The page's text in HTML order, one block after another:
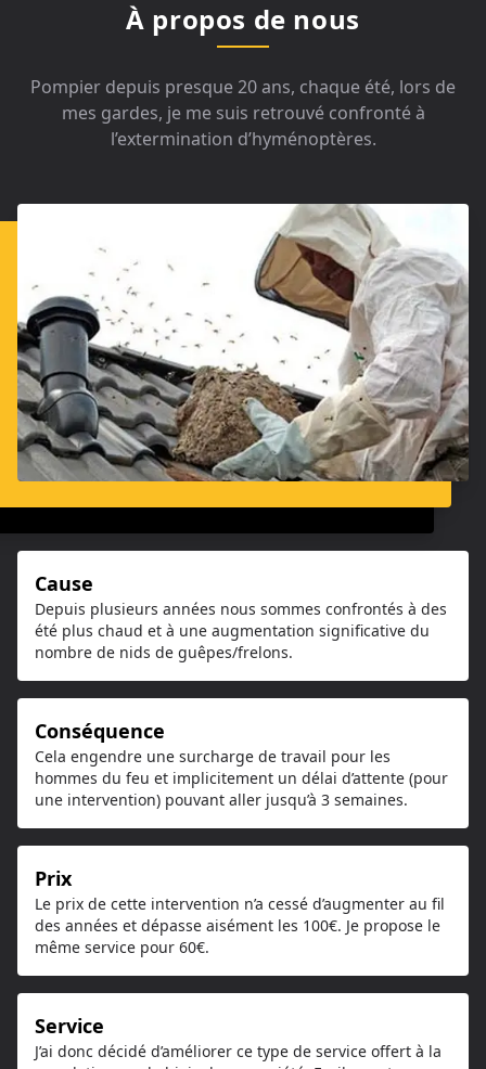
À propos de nous
Pompier depuis presque 20 ans, chaque été, lors de
mes gardes, je me suis retrouvé confronté à
l’extermination d’hyménoptères.
Cause
Depuis plusieurs années nous sommes confrontés à des
été plus chaud et à une augmentation significative du
nombre de nids de guêpes/frelons.
Conséquence
Cela engendre une surcharge de travail pour les
hommes du feu et implicitement un délai d’attente (pour
une intervention) pouvant aller jusqu’à 3 semaines.
Prix
Le prix de cette intervention n’a cessé d’augmenter au fil
des années et dépasse aisément les 100€. Je propose le
même service pour 60€.
Service
J’ai donc décidé d’améliorer ce type de service offert à la